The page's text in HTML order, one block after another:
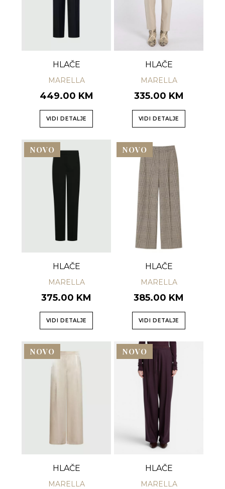
HLAČE
MARELLA
449.00 KM
VIDI DETALJE
HLAČE
MARELLA
335.00 KM
VIDI DETALJE
NOVO
HLAČE
MARELLA
375.00 KM
VIDI DETALJE
NOVO
HLAČE
MARELLA
385.00 KM
VIDI DETALJE
NOVO
HLAČE
MARELLA
NOVO
HLAČE
MARELLA